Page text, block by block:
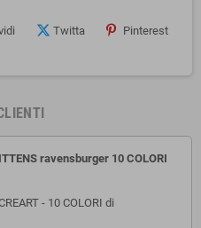
Twitta Pinterest
ravensburger 10 COLORI
- 10 COLORI di